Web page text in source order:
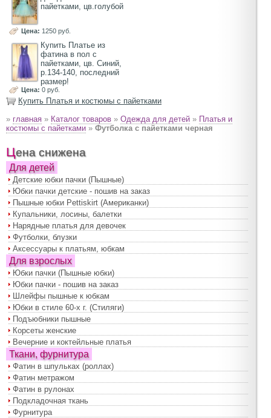
пайетками, цв.голубой
Цена: 1250 руб.
Купить Платье из
фатина в пол с
пайетками, цв. Синий,
р.134-140, последний
размер!
Цена: 0 руб.
Купить Платья и костюмы с пайетками
» главная » Каталог товаров » Одежда для детей » Платья и
костюмы с пайетками » Футболка с пайетками черная
Цена снижена
Для детей
Детские юбки пачки (Пышные)
Юбки пачки детские - пошив на заказ
Пышные юбки Pettiskirt (Американки)
Купальники, лосины, балетки
Нарядные платья для девочек
Футболки, блузки
Аксессуары к платьям, юбкам
Для взрослых
Юбки пачки (Пышные юбки)
Юбки пачки - пошив на заказ
Шлейфы пышные к юбкам
Юбки в стиле 60-х г. (Стиляги)
Подъюбники пышные
Корсеты женские
Вечерние и коктейльные платья
Ткани, фурнитура
Фатин в шпульках (роллах)
Фатин метражом
Фатин в рулонах
Подкладочная ткань
Фурнитура